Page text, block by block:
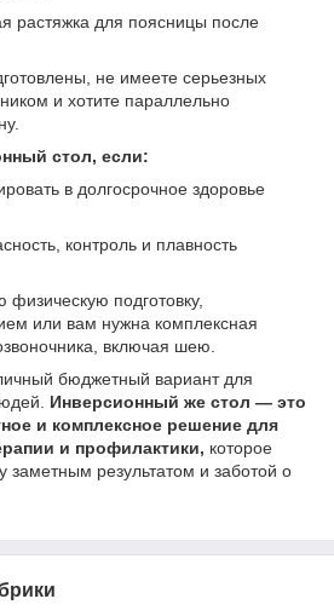
растяжка для поясницы после
не имеете серьезных
и хотите параллельно
стол, если:
в долгосрочное здоровье
контроль и плавность
подготовку,
или вам нужна комплексная
включая шею.
бюджетный вариант для
Инверсионный же стол — это
и комплексное решение для
и профилактики, которое
заметным результатом и заботой о